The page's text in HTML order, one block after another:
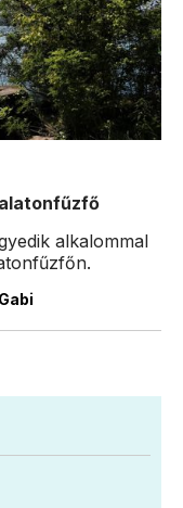
alkalommal